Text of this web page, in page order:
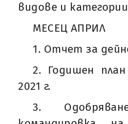
видове и
МЕСЕЦ АПРИЛ
1. Отчет за
2. Годишен
2021 г.
3.